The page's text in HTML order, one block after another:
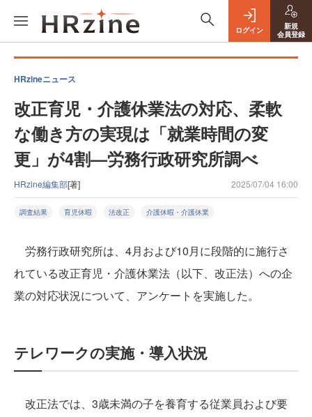
ログイン
新規
会員登録
HRzineニュース
改正育児・介護休業法の対応、柔軟
な働き方の実現は「就業時間の変
更」が4割—労務行政研究所調べ
HRzine編集部[著] 2025/07/04 16:00
調査結果 育児休暇 法改正 介護休暇・介護休業
労務行政研究所は、4月および10月に段階的に施行さ
れている改正育児・介護休業法（以下、改正法）への企
業の対応状況について、アンケートを実施した。
テレワークの実施・導入状況
改正法では、3歳未満の子を養育する従業員および要